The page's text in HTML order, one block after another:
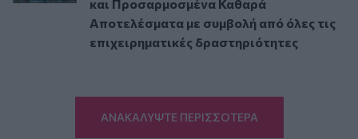
και Προσαρμοσμένα Καθαρά
Αποτελέσματα με συμβολή από όλες τις
επιχειρηματικές δραστηριότητες
ΑΝΑΚΑΛΥΨΤΕ ΠΕΡΙΣΣΟΤΕΡΑ